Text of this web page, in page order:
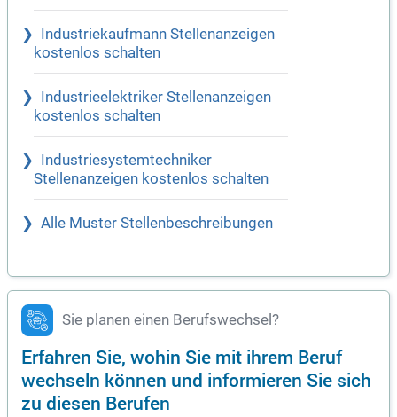
Industriekaufmann Stellenanzeigen
kostenlos schalten
Industrieelektriker Stellenanzeigen
kostenlos schalten
Industriesystemtechniker
Stellenanzeigen kostenlos schalten
Alle Muster Stellenbeschreibungen
Sie planen einen Berufswechsel?
Erfahren Sie, wohin Sie mit ihrem Beruf
wechseln können und informieren Sie sich
zu diesen Berufen